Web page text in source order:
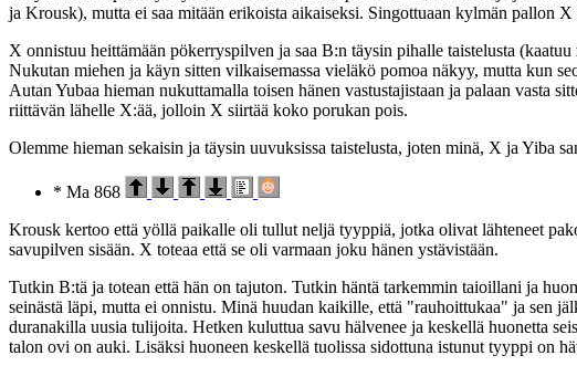
ja Krousk), mutta ei saa mitään erikoista aikaiseksi. Singottuaan kylmän pallon
X onnistuu heittämään pökerryspilven ja saa B:n täysin pihalle taistelusta
Nukutan miehen ja käyn sitten vilkaisemassa vieläkö pomoa näkyy, mutta kun
Autan Yubaa hieman nukuttamalla toisen hänen vastustajistaan ja palaan vasta
riittävän lähelle X:ää, jolloin X siirtää koko porukan pois.
Olemme hieman sekaisin ja täysin uuvuksissa taistelusta, joten minä, X ja Yiba
* Ma 868
Krousk kertoo että yöllä paikalle oli tullut neljä tyyppiä, jotka olivat lähteneet
savupilven sisään. X toteaa että se oli varmaan joku hänen ystävistään.
Tutkin B:tä ja totean että hän on tajuton. Tutkin häntä tarkemmin taioillani ja
seinästä läpi, mutta ei onnistu. Minä huudan kaikille, että "rauhoittukaa" ja sen
duranakilla uusia tulijoita. Hetken kuluttua savu hälvenee ja keskellä huonetta
talon ovi on auki. Lisäksi huoneen keskellä tuolissa sidottuna istunut tyyppi on